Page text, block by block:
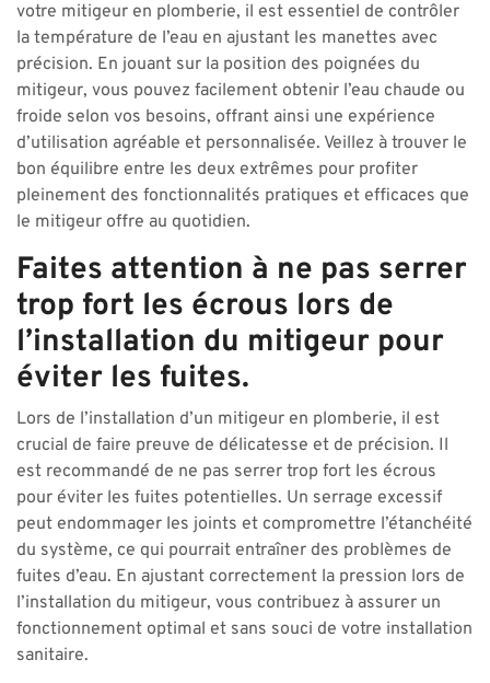
votre mitigeur en plomberie, il est essentiel de contrôler
la température de l’eau en ajustant les manettes avec
précision. En jouant sur la position des poignées du
mitigeur, vous pouvez facilement obtenir l’eau chaude ou
froide selon vos besoins, offrant ainsi une expérience
d’utilisation agréable et personnalisée. Veillez à trouver le
bon équilibre entre les deux extrêmes pour profiter
pleinement des fonctionnalités pratiques et efficaces que
le mitigeur offre au quotidien.
Faites attention à ne pas serrer
trop fort les écrous lors de
l’installation du mitigeur pour
éviter les fuites.
Lors de l’installation d’un mitigeur en plomberie, il est
crucial de faire preuve de délicatesse et de précision. Il
est recommandé de ne pas serrer trop fort les écrous
pour éviter les fuites potentielles. Un serrage excessif
peut endommager les joints et compromettre l’étanchéité
du système, ce qui pourrait entraîner des problèmes de
fuites d’eau. En ajustant correctement la pression lors de
l’installation du mitigeur, vous contribuez à assurer un
fonctionnement optimal et sans souci de votre installation
sanitaire.